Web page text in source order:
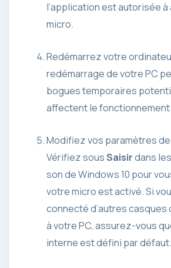
l’application est autorisée
micro.
Redémarrez votre
redémarrage de votre PC
bogues temporaires
affectent le fonctionnement
Modifiez vos paramètres
Vérifiez sousSaisirdans
son de Windows 10 pour
votre micro est activé. Si
connecté d’autres casques
à votre PC, assurez-vous
interne est défini par défaut.